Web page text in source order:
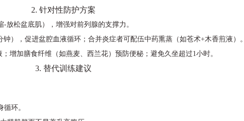
2. 针对性防护方案
放松盆底肌），增强对前列腺的支撑力。
钟），促进盆腔血液循环；合并炎症者可配伍中药熏蒸（如苍术+木香煎液）。
；增加膳食纤维（如燕麦、西兰花）预防便秘；避免久坐超过1小时。
3. 替代训练建议
环。